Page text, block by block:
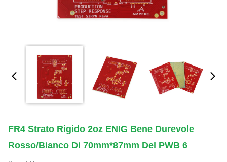
FR4 Strato Rigido 2oz ENIG Bene Durevole
Rosso/bianco Di 70mm*87mm Del PWB 6